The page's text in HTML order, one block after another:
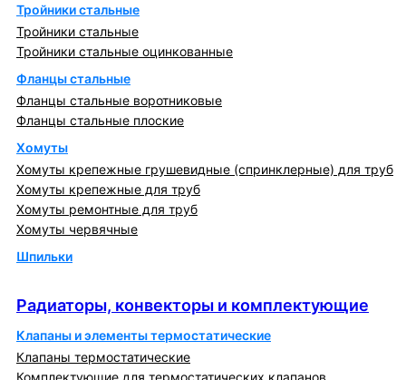
Тройники стальные
Тройники стальные
Тройники стальные оцинкованные
Фланцы стальные
Фланцы стальные воротниковые
Фланцы стальные плоские
Хомуты
Хомуты крепежные грушевидные (спринклерные) для труб
Хомуты крепежные для труб
Хомуты ремонтные для труб
Хомуты червячные
Шпильки
Радиаторы, конвекторы и комплектующие
Клапаны и элементы термостатические
Клапаны термостатические